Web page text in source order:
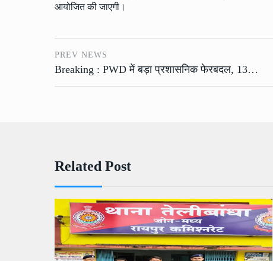
आयोजित की जाएगी।
PREV NEWS
Breaking : PWD में बड़ा प्रशासनिक फेरबदल, 13…
Related Post